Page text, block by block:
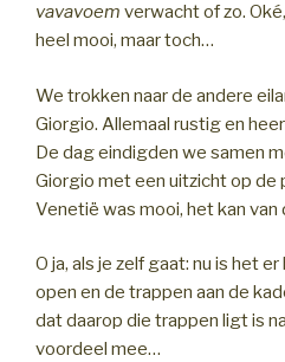
vavavoem verwacht of zo.
heel mooi, maar toch…
We trokken naar de andere
Giorgio. Allemaal rustig en
De dag eindigden we samen
Giorgio met een uitzicht op de
Venetië was mooi, het kan
O ja, als je zelf gaat: nu is het
open en de trappen aan de
dat daarop die trappen ligt is
voordeel mee…